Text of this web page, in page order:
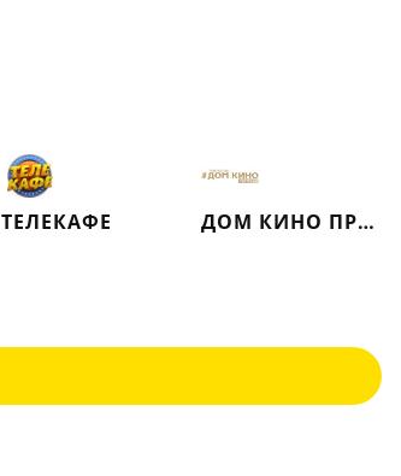
ТЕЛЕКАФЕ ДОМ КИНО ПРЕМИУМ